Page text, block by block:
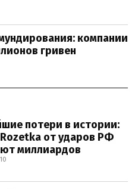
компании
гривен
потери в истории:
от ударов РФ
миллиардов